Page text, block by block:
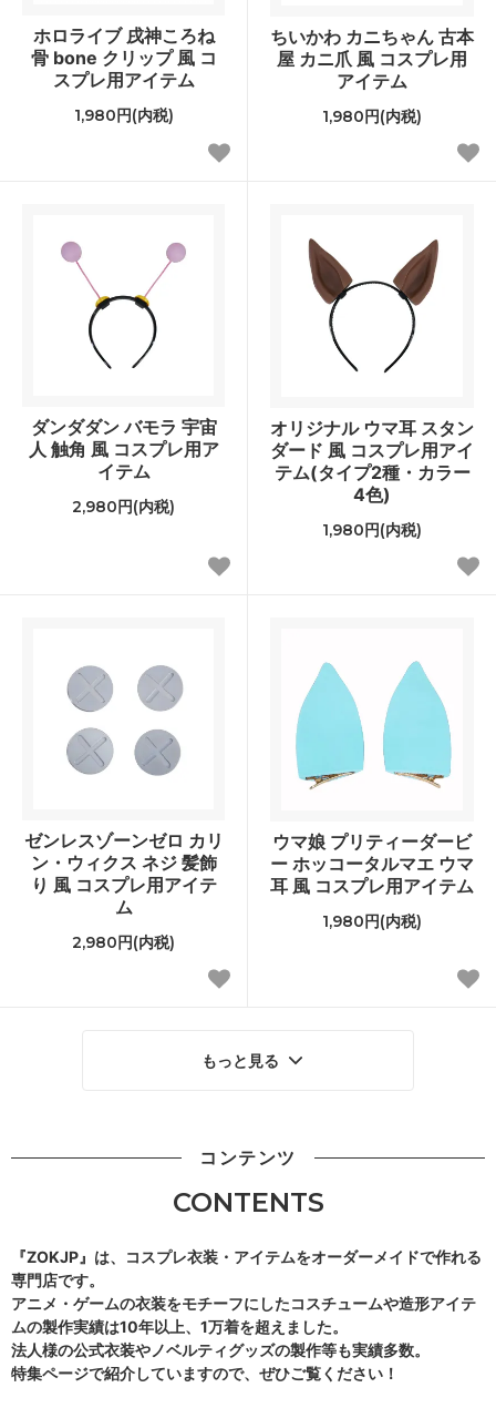
ホロライブ 戌神ころね
骨 bone クリップ 風 コ
スプレ用アイテム
1,980円(内税)
ちいかわ カニちゃん 古本
屋 カニ爪 風 コスプレ用
アイテム
1,980円(内税)
ダンダダン バモラ 宇宙
人 触角 風 コスプレ用ア
イテム
2,980円(内税)
オリジナル ウマ耳 スタン
ダード 風 コスプレ用アイ
テム(タイプ2種・カラー
4色)
1,980円(内税)
ゼンレスゾーンゼロ カリ
ン・ウィクス ネジ 髪飾
り 風 コスプレ用アイテ
ム
2,980円(内税)
ウマ娘 プリティーダービ
ー ホッコータルマエ ウマ
耳 風 コスプレ用アイテム
1,980円(内税)
もっと見る
コンテンツ
CONTENTS
『ZOKJP』は、コスプレ衣装・アイテムをオーダーメイドで作れる
専門店です。
アニメ・ゲームの衣装をモチーフにしたコスチュームや造形アイテ
ムの製作実績は10年以上、1万着を超えました。
法人様の公式衣装やノベルティグッズの製作等も実績多数。
特集ページで紹介していますので、ぜひご覧ください！